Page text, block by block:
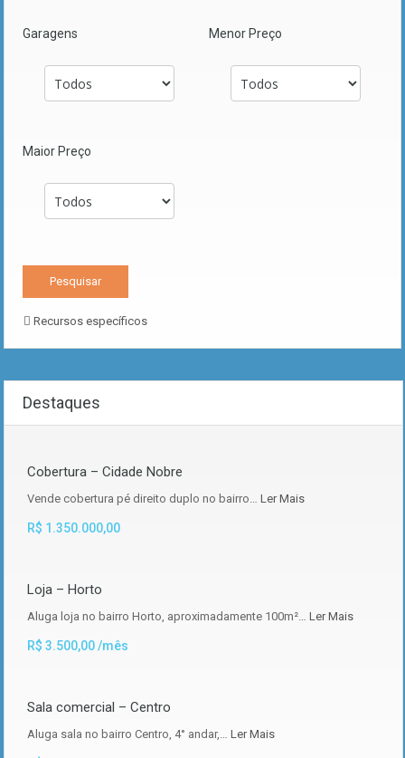
Garagens Menor Preço
Maior Preço
Recursos específicos
Destaques
Cobertura – Cidade Nobre
Vende cobertura pé direito duplo no bairro… Ler Mais
R$ 1.350.000,00
Loja – Horto
Aluga loja no bairro Horto, aproximadamente 100m²… Ler Mais
R$ 3.500,00 /mês
Sala comercial – Centro
Aluga sala no bairro Centro, 4° andar,… Ler Mais